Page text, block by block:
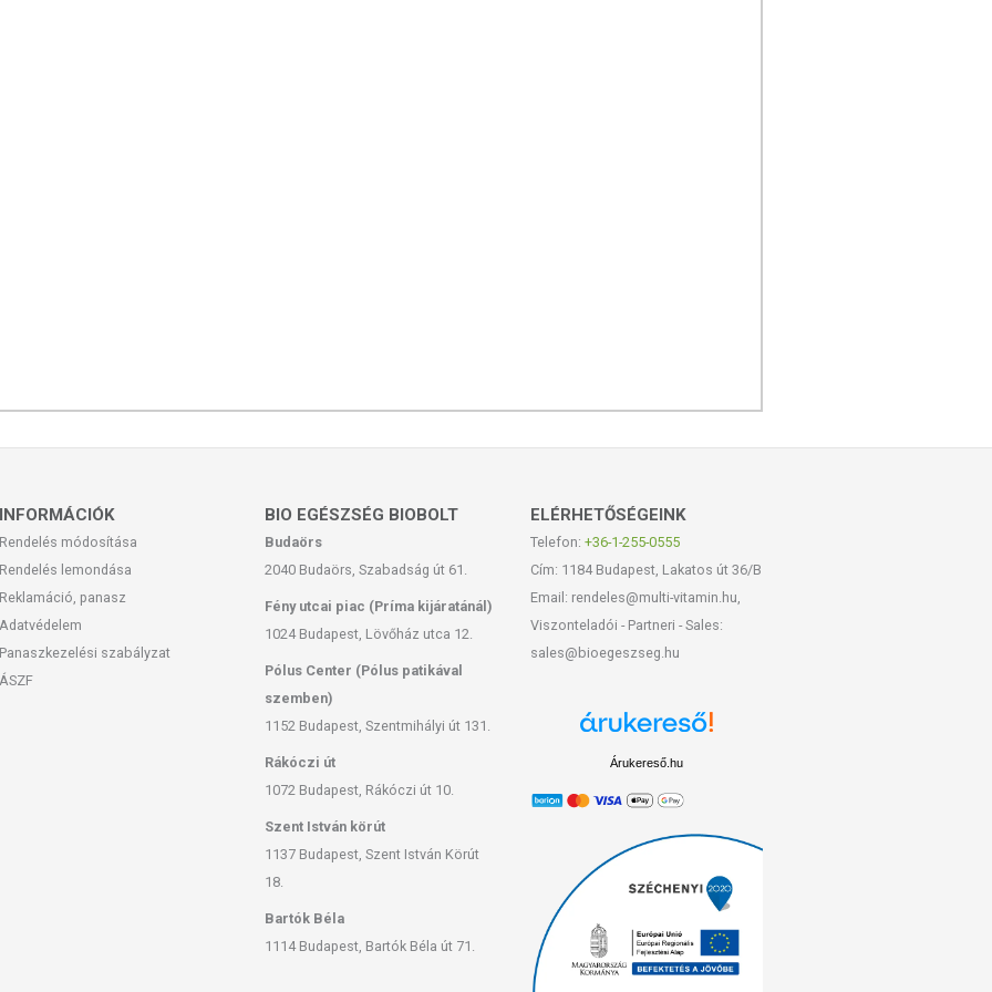
szabadgyökökkel
hatású
polifenolok, antioxidánsok), amelyek táplálják,
és a hajat is).
regenerálódását
területeken növő cserje, amelynek magjából sajtolt
mely krémünkben is számos bőrproblémára
alkalmazható pattanásos bőrön
is alkalmazzák
a krémben a Nr.8-as Natrium chloratum található
a krém igazi mélyhidratáló kezelést képes nyújtani a
azonnal beszívódik, majd hosszantartó
INFORMÁCIÓK
Rendelés módosítása
Rendelés lemondása
Reklamáció, panasz
Adatvédelem
Panaszkezelési szabályzat
ÁSZF
BIO EGÉSZSÉG BIOBOLT
Budaörs
2040 Budaörs, Szabadság út 61.
Fény utcai piac (Príma kijáratánál)
1024 Budapest, Lövőház utca 12.
Pólus Center (Pólus patikával
szemben)
1152 Budapest, Szentmihályi út 131.
Rákóczi út
1072 Budapest, Rákóczi út 10.
Szent István körút
1137 Budapest, Szent István Körút
18.
Bartók Béla
1114 Budapest, Bartók Béla út 71.
ELÉRHETŐSÉGEINK
Telefon: +36-1-255-0555
Cím: 1184 Budapest, Lakatos út 36/B
Email: rendeles@multi-vitamin.hu,
Viszonteladói - Partneri - Sales:
sales@bioegeszseg.hu
Árukereső.hu